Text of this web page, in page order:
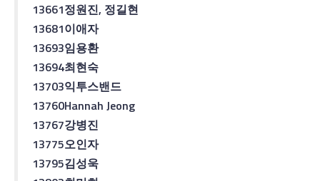
13661정원진, 정길현
13681이애자
13693임용환
13694최현숙
13703익투스밴드
13760Hannah Jeong
13767강병진
13775오인자
13795김성욱